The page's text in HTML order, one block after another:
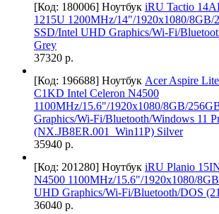
[Код: 180006] Ноутбук iRU Tactio
1215U 1200MHz/14"/1920x1080/8GB/
SSD/Intel UHD Graphics/Wi-Fi/
Grey
37320 р.
[Код: 196688] Ноутбук Acer Aspire
C1KD Intel Celeron N4500
1100MHz/15.6"/1920x1080/8GB/
Graphics/Wi-Fi/Bluetooth/Windows 11
(NX.JB8ER.001_Win11P) Silver
35940 р.
[Код: 201280] Ноутбук iRU Planio
N4500 1100MHz/15.6"/1920x1080/
UHD Graphics/Wi-Fi/Bluetooth/DOS
36040 р.